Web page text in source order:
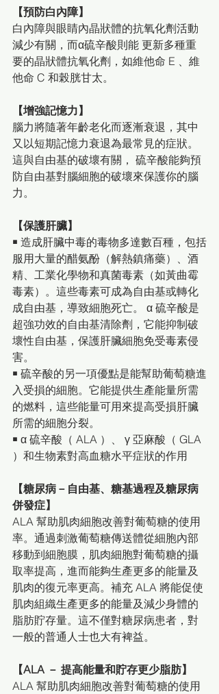
【預防白內障】
白內障與眼睛內晶狀體的抗氧化劑活動
減少有關，而α硫辛酸則能 更新多種重
要的晶狀體抗氧化劑，如維他命 E 、維
他命 C 和榖胱甘太。
【增強記憶力】
腦力將隨著年齡老化而逐漸衰退，其中
又以短期記憶力衰退為最常見的症狀。
這與自由基的破壞有關， 硫辛酸能夠預
防自由基對腦細胞的破壞來保護你的腦
力。
【保護肝臟】
￭ 造成肝臟中毒的毒物多達數百種，包括
服用大量的醋氨酚（解熱鎮痛藥）、酒
精、工業化學物和真菌毒素（如黃曲霉
毒素）。這些毒素可成為自由基或轉化
成自由基，導致細胞死亡。 α 硫辛酸是
超強功效的自由基清除劑，它能抑制破
壞性自由基，保護肝臟細胞免受毒素侵
害。
￭ 硫辛酸的另一項優點是能幫助葡萄糖進
入受損的細胞。它能提供生產能量所需
的燃料，這些能量可用來提高受損肝臟
所需的細胞分裂。
￭ α 硫辛酸（ ALA ）、 γ 亞麻酸（ GLA
）和生物素對高血糖水平症狀的作用
【糖尿病－自由基、糖基過程及糖尿病
併發症】
ALA 幫助肌肉細胞改善對葡萄糖的使用
率。通過刺激葡萄糖傳送體從細胞內部
移動到細胞膜，肌肉細胞對葡萄糖的攝
取率提高，進而能夠生產更多的能量及
肌肉的復元率更高。補充 ALA 將能促使
肌肉組織生產更多的能量及減少身體的
脂肪貯存量。這不僅對糖尿病患者，對
一般的普通人士也大有裨益。
【ALA － 提高能量和貯存更少脂肪】
ALA 幫助肌肉細胞改善對葡萄糖的使用